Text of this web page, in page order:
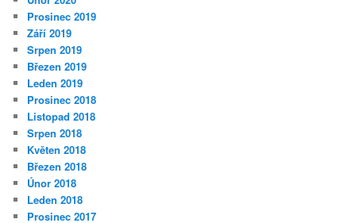
Prosinec 2019
Září 2019
Srpen 2019
Březen 2019
Leden 2019
Prosinec 2018
Listopad 2018
Srpen 2018
Květen 2018
Březen 2018
Únor 2018
Leden 2018
Prosinec 2017